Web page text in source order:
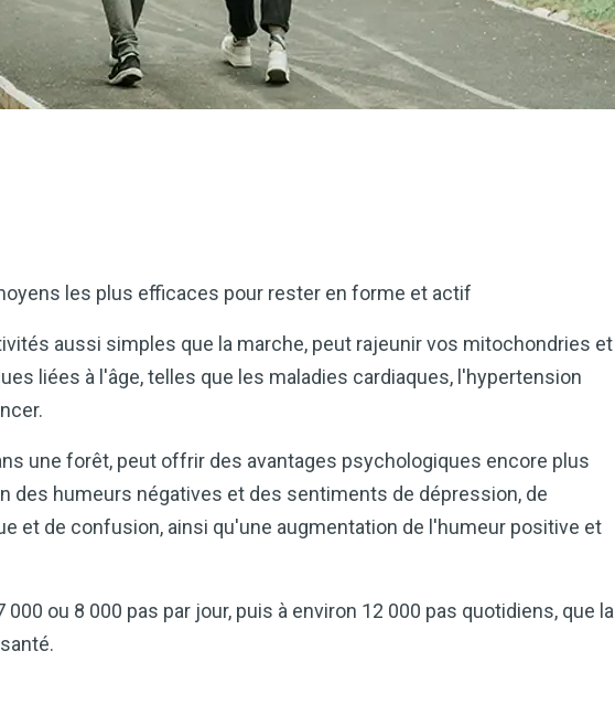
les plus efficaces pour rester en forme et actif
aussi simples que la marche, peut rajeunir vos mitochondries et
liées à l'âge, telles que les maladies cardiaques, l'hypertension
une forêt, peut offrir des avantages psychologiques encore plus
des humeurs négatives et des sentiments de dépression, de
et de confusion, ainsi qu'une augmentation de l'humeur positive et
ou 8 000 pas par jour, puis à environ 12 000 pas quotidiens, que la